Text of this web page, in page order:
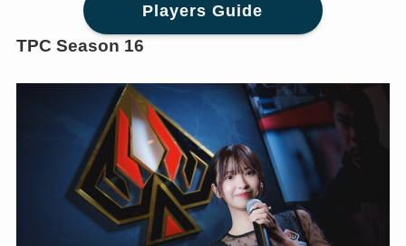
Players Guide
TPC Season 16